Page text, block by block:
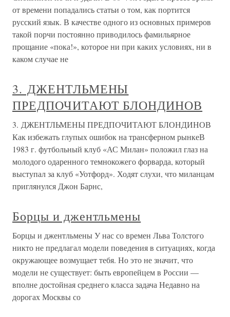
от времени попадались статьи о том, как портится
русский язык. В качестве одного из основных примеров
такой порчи постоянно приводилось фамильярное
прощание «пока!», которое ни при каких условиях, ни в
каком случае не
3. ДЖЕНТЛЬМЕНЫ
ПРЕДПОЧИТАЮТ БЛОНДИНОВ
3. ДЖЕНТЛЬМЕНЫ ПРЕДПОЧИТАЮТ БЛОНДИНОВ
Как избежать глупых ошибок на трансферном рынкеВ
1983 г. футбольный клуб «АС Милан» положил глаз на
молодого одаренного темнокожего форварда, который
выступал за клуб «Уотфорд». Ходят слухи, что миланцам
приглянулся Джон Барнс,
Борцы и джентльмены
Борцы и джентльмены У нас со времен Льва Толстого
никто не предлагал модели поведения в ситуациях, когда
окружающее возмущает тебя. Но это не значит, что
модели не существует: быть европейцем в России —
вполне достойная среднего класса задача Недавно на
дорогах Москвы со